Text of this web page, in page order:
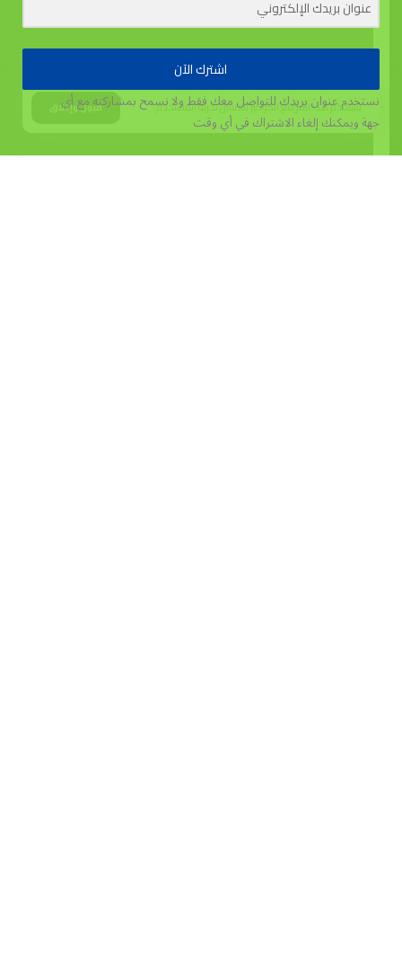
يستخدم هذا الموقع الكوكيز لتحسين تجربة المستخدم. قبول وإغلاق
اشترك الآن
نستخدم عنوان بريدك للتواصل معك فقط ولا نسمح بمشاركته مع أي
جهةويمكنك إلغاء الاشتراك في أي وقت